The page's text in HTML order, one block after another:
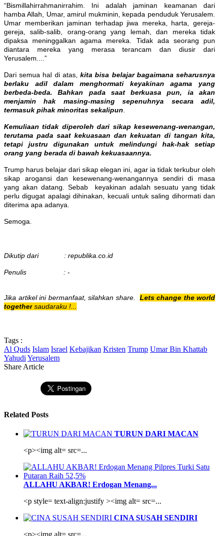
“Bismillahirrahmanirrahim. Ini adalah jaminan keamanan dari
hamba Allah, Umar, amirul mukminin, kepada penduduk Yerusalem.
Umar memberikan jaminan terhadap jiwa mereka, harta, gereja-
gereja, salib-salib, orang-orang yang lemah, dan mereka tidak
dipaksa meninggalkan agama mereka. Tidak ada seorang pun
diantara mereka yang merasa terancam dan diusir dari
Yerusalem....”
Dari semua hal di atas,kita bisa belajar bagaimana seharusnya
berlaku adil dalam menghormati keyakinan agama yang
berbeda-beda. Bahkan pada saat berkuasa pun, ia akan
menjamin hak masing-masing sepenuhnya secara adil,
termasuk pihak minoritas sekalipun.
Kemuliaan tidak diperoleh dari sikap kesewenang-wenangan,
terutama pada saat kekuasaan dan kekuatan di tangan kita,
tetapi justru digunakan untuk melindungi hak-hak setiap
orang yang berada di bawah kekuasaannya.
Trump harus belajar dari sikap elegan ini, agar ia tidak terkubur oleh
sikap arogansi dan kesewenang-wenangannya sendiri di masa
yang akan datang. Sebab keyakinan adalah sesuatu yang tidak
perlu digugat apalagi dihinakan, kecuali untuk saling dihormati dan
diterima apa adanya.
Semoga.
Dikutip dari : republika.co.id
Penulis : -
Jika artikel ini bermanfaat, silahkan share. Lets change the world
together saudaraku !...
Tags :
Al Quds Islam Israel Kebajikan Kristen Trump Umar Bin Khattab
Yahudi Yerusalem
Share Article
Related Posts
TURUN DARI MACAN
<p><img alt= src=...
ALLAHU AKBAR! Erdogan Menang...
<p style= text-align:justify ><img alt= src=...
CINA SUSAH SENDIRI
<p><img alt= src=...